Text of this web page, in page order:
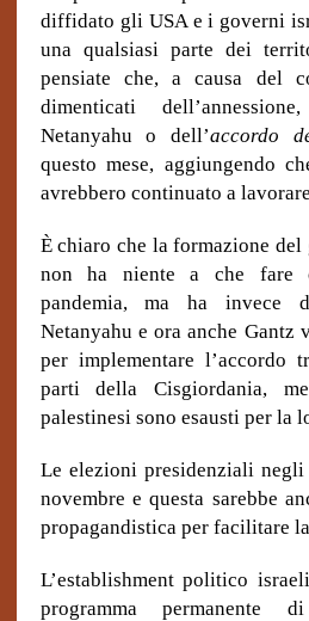
diffidato gli USA e i governi
una qualsiasi parte dei
pensiate che, a causa del
dimenticati
Netanyahu o dell’accordo
questo mese, aggiungendo
avrebbero continuato a
È chiaro che la formazione
non ha niente a che fare
pandemia, ma ha invece
Netanyahu e ora anche Gantz
per implementare l’accordo
parti della Cisgiordania,
palestinesi sono esausti per la
Le elezioni presidenziali negli
novembre e questa sarebbe
propagandistica per facilitare
L’establishment politico
programma permanente